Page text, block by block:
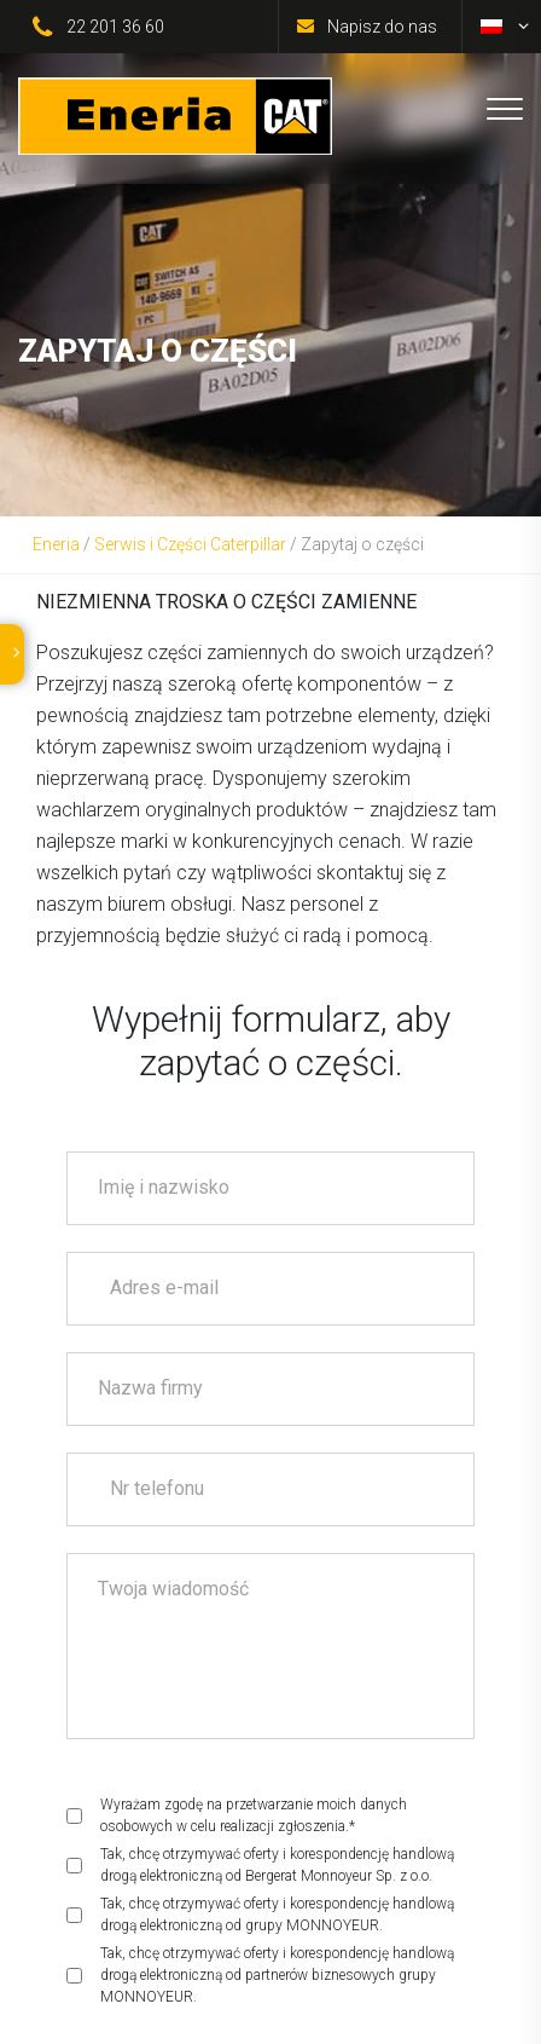
22 201 36 60 Napisz do nas
ZAPYTAJ O CZĘŚCI
Eneria / Serwis i Części Caterpillar / Zapytaj o części
NIEZMIENNA TROSKA O CZĘŚCI ZAMIENNE
Poszukujesz części zamiennych do swoich urządzeń?
Przejrzyj naszą szeroką ofertę komponentów – z
pewnością znajdziesz tam potrzebne elementy, dzięki
którym zapewnisz swoim urządzeniom wydajną i
nieprzerwaną pracę. Dysponujemy szerokim
wachlarzem oryginalnych produktów – znajdziesz tam
najlepsze marki w konkurencyjnych cenach. W razie
wszelkich pytań czy wątpliwości skontaktuj się z
naszym biurem obsługi. Nasz personel z
przyjemnością będzie służyć ci radą i pomocą.
Wypełnij formularz, aby
zapytać o części.
Imię i nazwisko
Adres e-mail
Nazwa firmy
Nr telefonu
Twoja wiadomość
Wyrażam zgodę na przetwarzanie moich danych
osobowych w celu realizacji zgłoszenia.*
Tak, chcę otrzymywać oferty i korespondencję handlową
drogą elektroniczną od Bergerat Monnoyeur Sp. z o.o.
Tak, chcę otrzymywać oferty i korespondencję handlową
drogą elektroniczną od grupy MONNOYEUR.
Tak, chcę otrzymywać oferty i korespondencję handlową
drogą elektroniczną od partnerów biznesowych grupy
MONNOYEUR.